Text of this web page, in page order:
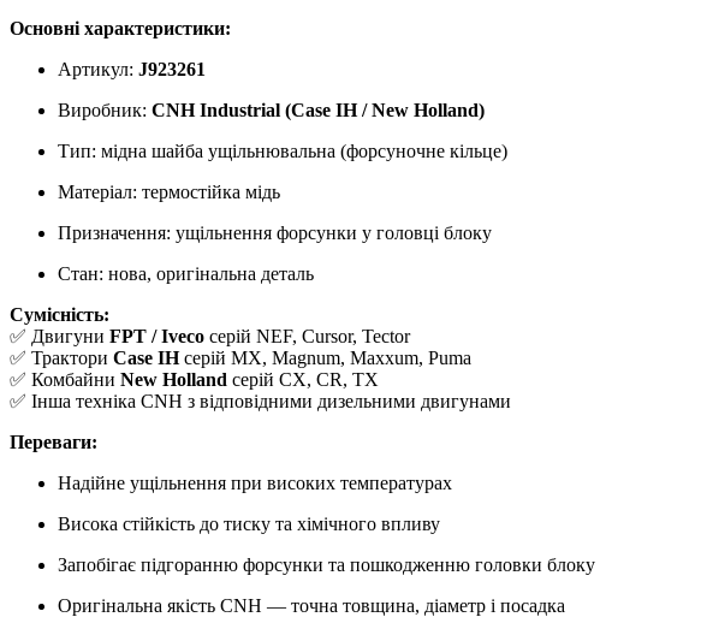
Основні характеристики:
Артикул: J923261
Виробник: CNH Industrial (Case IH / New Holland)
Тип: мідна шайба ущільнювальна (форсуночне кільце)
Матеріал: термостійка мідь
Призначення: ущільнення форсунки у головці блоку
Стан: нова, оригінальна деталь
Сумісність:
✅ Двигуни FPT / Iveco серій NEF, Cursor, Tector
✅ Трактори Case IHсерій MX, Magnum, Maxxum, Puma
✅ Комбайни New Holland серій CX, CR, TX
✅ Інша техніка CNH з відповідними дизельними двигунами
Переваги:
Надійне ущільнення при високих температурах
Висока стійкість до тиску та хімічного впливу
Запобігає підгоранню форсунки та пошкодженню головки блоку
Оригінальна якість CNH — точна товщина, діаметр і посадка